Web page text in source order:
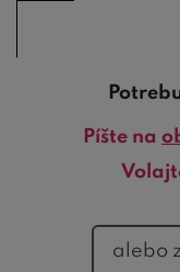
Píšte na
telefón